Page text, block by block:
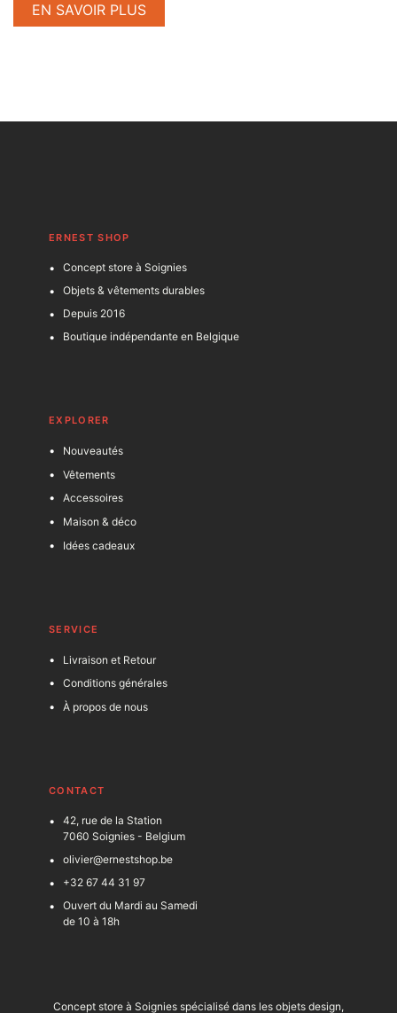
EN SAVOIR PLUS
ERNEST SHOP
Concept store à Soignies
Objets & vêtements durables
Depuis 2016
Boutique indépendante en Belgique
EXPLORER
Nouveautés
Vêtements
Accessoires
Maison & déco
Idées cadeaux
SERVICE
Livraison et Retour
Conditions générales
À propos de nous
CONTACT
42, rue de la Station
7060 Soignies - Belgium
olivier@ernestshop.be
+32 67 44 31 97
Ouvert du Mardi au Samedi
de 10 à 18h
Concept store à Soignies spécialisé dans les objets design,